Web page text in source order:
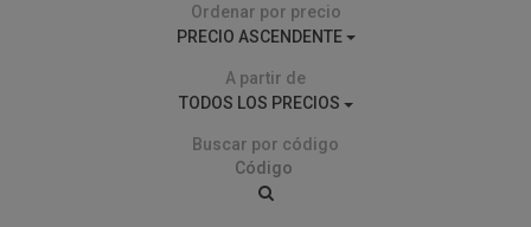
Ordenar por precio
PRECIO ASCENDENTE
A partir de
TODOS LOS PRECIOS
Buscar por código